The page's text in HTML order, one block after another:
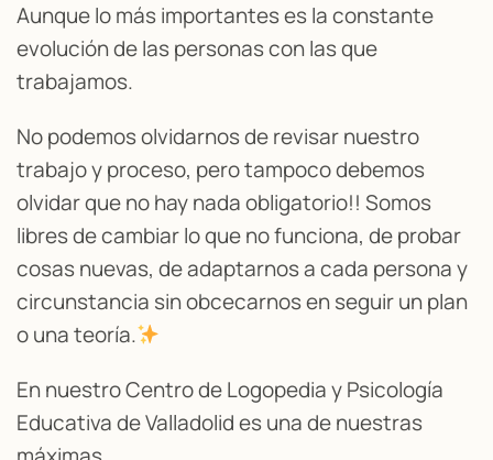
Aunque lo más importantes es la constante
evolución de las personas con las que
trabajamos.
No podemos olvidarnos de revisar nuestro
trabajo y proceso, pero tampoco debemos
olvidar que no hay nada obligatorio!! Somos
libres de cambiar lo que no funciona, de probar
cosas nuevas, de adaptarnos a cada persona y
circunstancia sin obcecarnos en seguir un plan
o una teoría.
En nuestro Centro de Logopedia y Psicología
Educativa de Valladolid es una de nuestras